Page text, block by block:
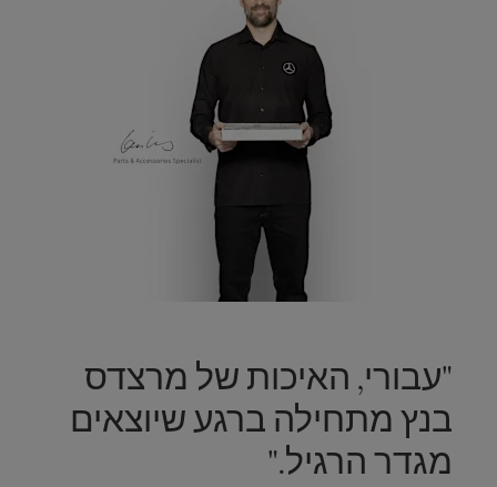
"עבורי, האיכות של מרצדס
בנץ מתחילה ברגע שיוצאים
מגדר הרגיל."